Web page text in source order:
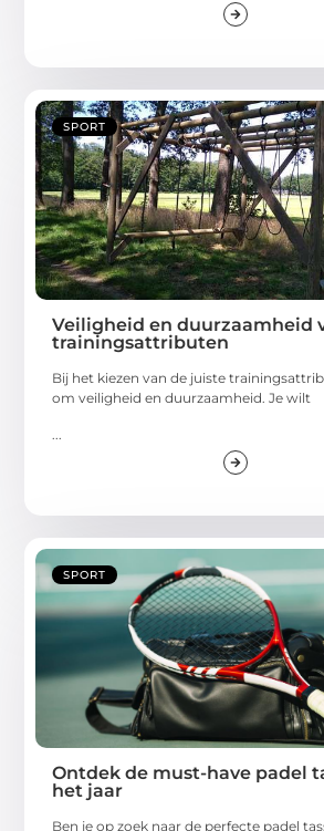
SPORT
Veiligheid en duurzaamheid
trainingsattributen
Bij het kiezen van de juiste
om veiligheid en duurzaamheid. Je wilt
SPORT
Ontdek de must-have padel
het jaar
Ben je op zoek naar de perfecte padel